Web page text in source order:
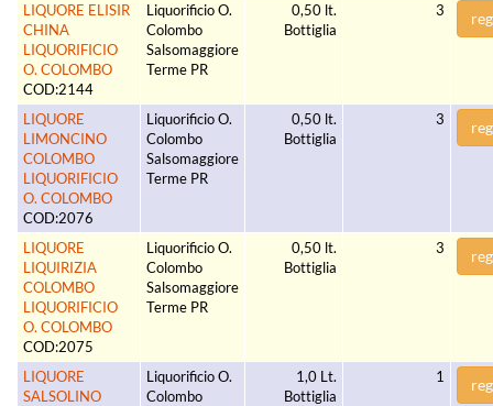
LIQUORE ELISIR
CHINA
LIQUORIFICIO
O. COLOMBO
COD:2144
Liquorificio O.
Colombo
Salsomaggiore
Terme PR
0,50 lt.
Bottiglia
3
LIQUORE
LIMONCINO
COLOMBO
LIQUORIFICIO
O. COLOMBO
COD:2076
Liquorificio O.
Colombo
Salsomaggiore
Terme PR
0,50 lt.
Bottiglia
3
LIQUORE
LIQUIRIZIA
COLOMBO
LIQUORIFICIO
O. COLOMBO
COD:2075
Liquorificio O.
Colombo
Salsomaggiore
Terme PR
0,50 lt.
Bottiglia
3
LIQUORE
SALSOLINO
Liquorificio O.
Colombo
1,0 Lt.
Bottiglia
1